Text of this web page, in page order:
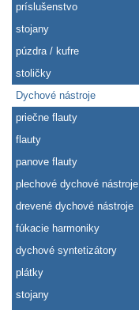
príslušenstvo
stojany
púzdra / kufre
stoličky
Dychové nástroje
priečne flauty
flauty
panove flauty
plechové dychové nástroje
drevené dychové nástroje
fúkacie harmoniky
dychové syntetizátory
plátky
stojany